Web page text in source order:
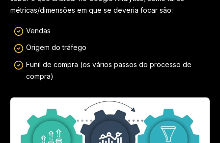
métricas/dimensões em que se deveria focar são:
Vendas
Origem do tráfego
Funil de compra (os vários passos do processo de
compra)